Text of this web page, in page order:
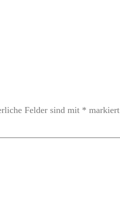
Felder sind mit * markiert